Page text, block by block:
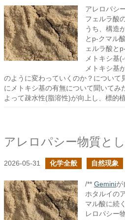
アレロパシ
フェルラ酸
うち、構造
とp-クマル
ェルラ酸と
メトキシ基
メトキシ基
のように変わっていくのか？について
にメトキシ基の有無について聞いてみ
よって疎水性(脂溶性)が向上し、標的
2026-05-31 化学全般 自然現象
/** Geminiが
ホタルイの
マル酸に続
レロパシー